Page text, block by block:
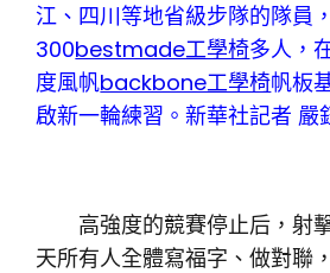
江、四川等地省級步隊的隊員
300bestmade工學椅多人，
度風帆backbone工學椅帆板
啟新一輪練習。新華社記者 嚴
高強度的競賽停止后，射
天所有人全體寫福字、做對聯